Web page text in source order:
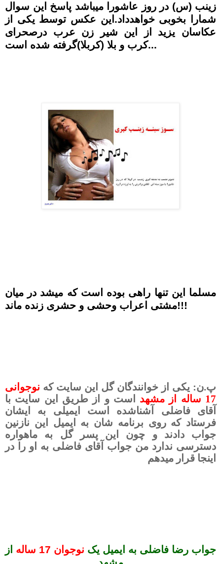
زینب (س) در روز عاشورا میباشد پاسخ این سوال
شمارا بخوبی خواهدداد.این عکس توسط یکی از
عکاسان یزید از این شیر زن عرب درصحرای
کرب و بلا (کربلا)گرفته شده است...
مسلما این تنها راهی بوده است که میشد در میان
مشتی اعراب وحشی و حشری زنده ماند!!!
پ.ن: یکی از خوانندگان گل این سایت که نوجوانی
17 ساله از مشهد
است و از طریق این سایت با
آقایفاضلی آشناشده است ایمیلی به ایشان
فرستاد که روی برنامه شان به ایمیل این نازنین
جواب دادند و چون این پسر گل به ماهواره
دسترسی ندارد من جواب آقای فاضلی به او را
در
اینجا قرار میدهم
جواب رضا فاضلی به ایمیل یک نوجوان 17 ساله
از